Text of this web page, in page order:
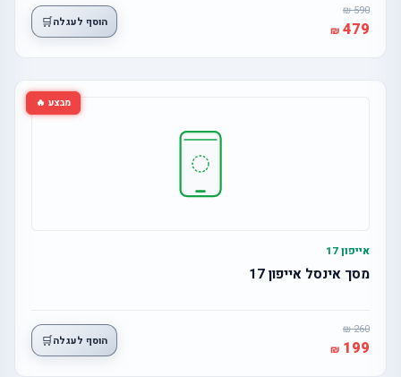
590
479 הוסף לעגלה🛒
מבצע 🔥
אייפון 17
מסך אינסל אייפון 17
260
199 הוסף לעגלה🛒